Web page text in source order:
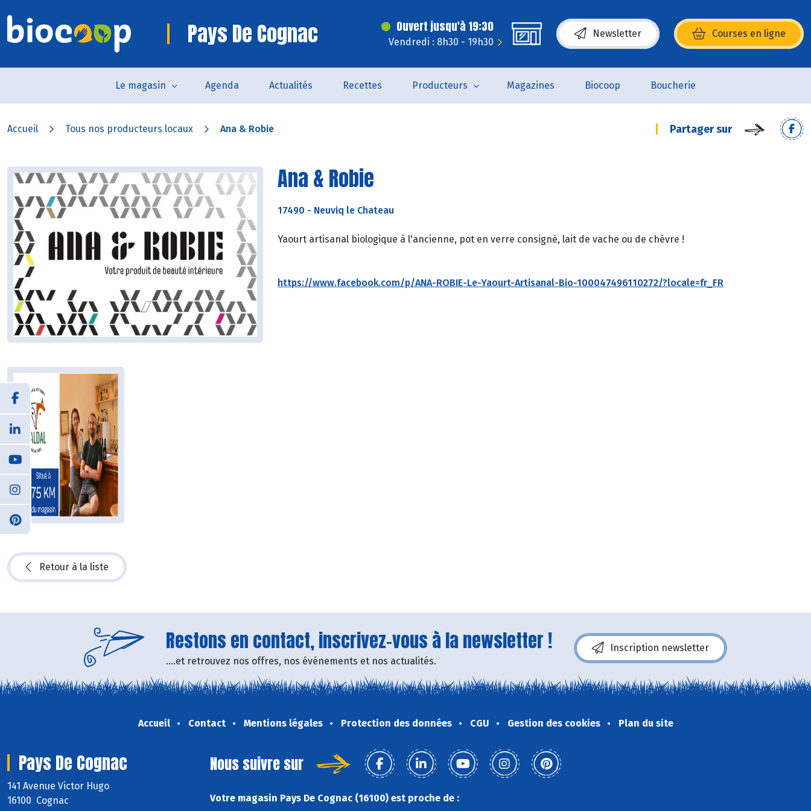
Pays De Cognac Ouvert jusqu'à 19:30
Vendredi : 8h30 - 19h30
Newsletter Courses en ligne
(s’ouvre dans une nouvelle fenêtre)
Le magasin Agenda Actualités Recettes Producteurs Magazines Biocoop Boucherie
Accueil Tous nos producteurs locaux Ana & Robie Partager sur
Ana & Robie
17490 - Neuviq le Chateau
Yaourt artisanal biologique à l'ancienne, pot en verre consigné, lait de vache ou de chèvre !
https://www.facebook.com/p/ANA-ROBIE-Le-Yaourt-Artisanal-Bio-100047496110272/?locale=fr_FR
Retour à la liste
Restons en contact, inscrivez-vous à la newsletter !
....et retrouvez nos offres, nos événements et nos actualités.
Inscription newsletter
Accueil Contact Mentions légales Protection des données CGU Gestion des cookies Plan du site
Pays De Cognac
141 Avenue Victor Hugo
16100 Cognac
Nous suivre sur
Votre magasin Pays De Cognac (16100) est proche de :